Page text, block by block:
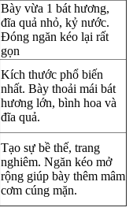
Bày vừa 1 bát hương,
đĩa quả nhỏ, kỷ nước.
Đóng ngăn kéo lại rất
gọn
Kích thước phổ biến
nhất. Bày thoải mái bát
hương lớn, bình hoa và
đĩa quả.
Tạo sự bề thế, trang
nghiêm. Ngăn kéo mở
rộng giúp bày thêm mâm
cơm cúng mặn.